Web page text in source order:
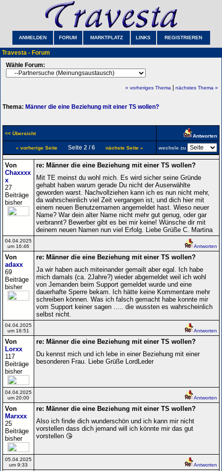
ANMELDEN FORUM MARKTPLATZ LINKS REGISTRIEREN
Travesta - Forum
Wähle Forum:
« vorheriges Thema nächstes Thema »
Thema: Männer die eine Beziehung mit einer TS wollen?
<< Übersicht Antworten
« vorherige Seite Seite 2 / 6 nächste Seite » wechsle zu
Von
Chaxxxx
x
27
Beiträge
bisher
re: Männer die eine Beziehung mit einer TS wollen?
Mit TE meinst du wohl mich. Es wird sicher seine Gründe
gehabt haben warum gerade Du nicht der Auserwählte
geworden warst. Nachvollziehen kann ich es nun nicht mehr,
da wahrscheinlich viel Zeit vergangen ist, und dich hier mit
einem neuen Benutzernamen angemeldet hast. Wieso neuer
Name? War dein alter Name nicht mehr gut genug, oder gar
verbrannt? Bewerber gibt es bei mir keine! Wünsche dir mit
deinem neuen Namen nun viel Erfolg. Liebe Grüße C. Martina
04.04.2025
um 16:46
Antworten
Von
adaxx
69
Beiträge
bisher
re: Männer die eine Beziehung mit einer TS wollen?
Ja wir haben auch miteinander gemailt aber egal. Ich habe
mich damals (ca. 2Jahre?) wieder abgemeldet weil ich wohl
von Jemanden beim Support gemeldet wurde und eine
dauerhafte Sperre bekam. Ich hätte keine Kommentare mehr
schreiben können. Was ich falsch gemacht habe konnte mir
vom Support keiner sagen ..... die wussten es wahrscheinlich
selbst nicht.
04.04.2025
um 16:51
Antworten
Von
Lorxx
117
Beiträge
bisher
re: Männer die eine Beziehung mit einer TS wollen?
Du kennst mich und ich lebe in einer Beziehung mit einer
besonderen Frau. Liebe Grüße LordLeder
04.04.2025
um 20:00
Antworten
Von
Marxxx
25
Beiträge
bisher
re: Männer die eine Beziehung mit einer TS wollen?
Also ich finde dich wunderschön und ich kann mir nicht
vorstellen dass dich jemand will ich könnte mir das gut
vorstellen 😘
05.04.2025
um 9:33
Antworten